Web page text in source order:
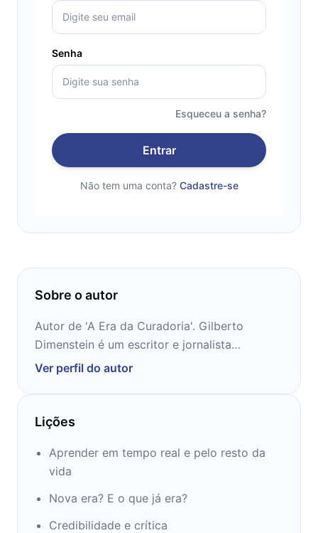
Senha
Esqueceu a senha?
Entrar
Não tem uma conta? Cadastre-se
Sobre o autor
Autor de 'A Era da Curadoria'. Gilberto
Dimenstein é um escritor e jornalista
brasileiro, criador do portal Catraca Livre.
Ver perfil do autor
Lições
Aprender em tempo real e pelo resto da
vida
Nova era? E o que já era?
Credibilidade e crítica